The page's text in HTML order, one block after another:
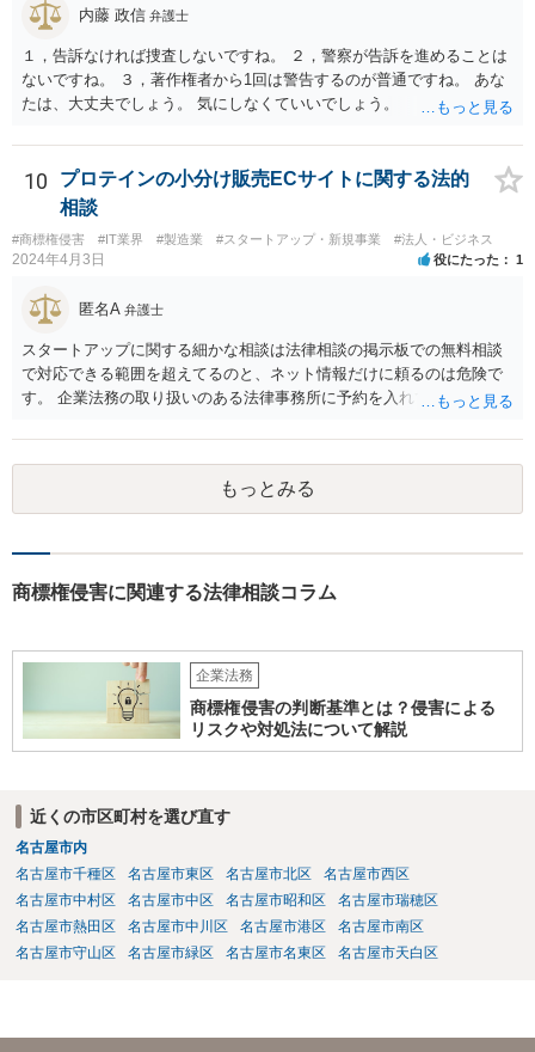
内藤 政信 弁護士
１，告訴なければ捜査しないですね。 ２，警察が告訴を進めることは
ないですね。 ３，著作権者から1回は警告するのが普通ですね。 あな
たは、大丈夫でしょう。 気にしなくていいでしょう。
10
プロテインの小分け販売ECサイトに関する法的
相談
#商標権侵害 #IT業界 #製造業 #スタートアップ・新規事業 #法人・ビジネス
2024年4月3日 役にたった 1
匿名A 弁護士
スタートアップに関する細かな相談は法律相談の掲示板での無料相談
で対応できる範囲を超えてるのと、ネット情報だけに頼るのは危険で
す。 企業法務の取り扱いのある法律事務所に予約を入れて、リーガル
す。
もっとみる
商標権侵害に関連する法律相談コラム
企業法務
商標権侵害の判断基準とは？侵害による
リスクや対処法について解説
近くの市区町村を選び直す
名古屋市内
名古屋市千種区
名古屋市東区 名古屋市北区
名古屋市西区
名古屋市中村区
名古屋市中区 名古屋市昭和区
名古屋市瑞穂区
名古屋市熱田区
名古屋市中川区 名古屋市港区
名古屋市南区
名古屋市守山区
名古屋市緑区 名古屋市名東区 名古屋市天白区